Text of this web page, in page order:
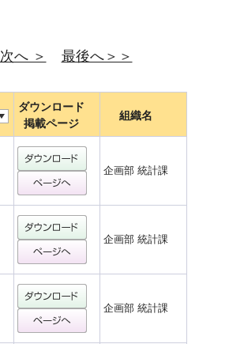
次へ ＞ 最後へ＞＞
ダウンロード
掲載ページ
組織名
企画部 統計課
企画部 統計課
企画部 統計課